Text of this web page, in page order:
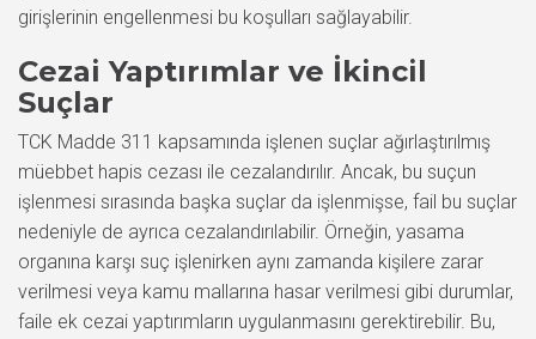
girişlerinin engellenmesi bu koşulları sağlayabilir.
Cezai Yaptırımlar ve İkincil
Suçlar
TCK Madde 311 kapsamında işlenen suçlar ağırlaştırılmış
müebbet hapis cezası ile cezalandırılır. Ancak, bu suçun
işlenmesi sırasında başka suçlar da işlenmişse, fail bu suçlar
nedeniyle de ayrıca cezalandırılabilir. Örneğin, yasama
organına karşı suç işlenirken aynı zamanda kişilere zarar
verilmesi veya kamu mallarına hasar verilmesi gibi durumlar,
faile ek cezai yaptırımların uygulanmasını gerektirebilir. Bu,